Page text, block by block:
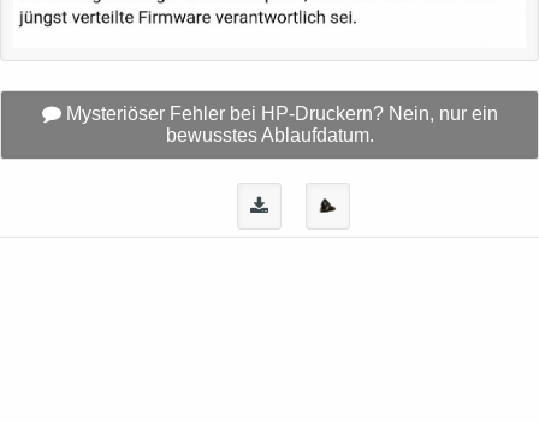
Mysteriöser Fehler bei HP-Druckern? Nein, nur ein
bewusstes Ablaufdatum.